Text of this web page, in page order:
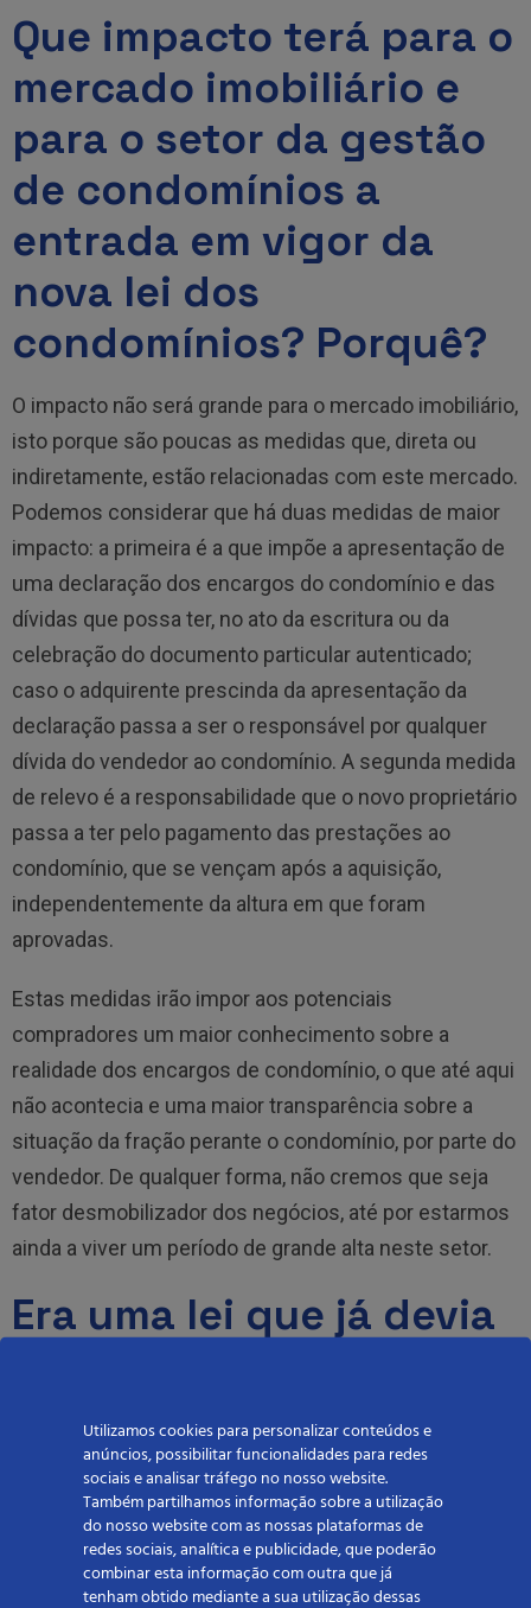
Que impacto terá para o
mercado imobiliário e
para o setor da gestão
de condomínios a
entrada em vigor da
nova lei dos
condomínios? Porquê?
O impacto não será grande para o mercado imobiliário,
isto porque são poucas as medidas que, direta ou
indiretamente, estão relacionadas com este mercado.
Podemos considerar que há duas medidas de maior
impacto: a primeira é a que impõe a apresentação de
uma declaração dos encargos do condomínio e das
dívidas que possa ter, no ato da escritura ou da
celebração do documento particular autenticado;
caso o adquirente prescinda da apresentação da
declaração passa a ser o responsável por qualquer
dívida do vendedor ao condomínio. A segunda medida
de relevo é a responsabilidade que o novo proprietário
passa a ter pelo pagamento das prestações ao
condomínio, que se vençam após a aquisição,
independentemente da altura em que foram
aprovadas.
Estas medidas irão impor aos potenciais
compradores um maior conhecimento sobre a
realidade dos encargos de condomínio, o que até aqui
não acontecia e uma maior transparência sobre a
situação da fração perante o condomínio, por parte do
vendedor. De qualquer forma, não cremos que seja
fator desmobilizador dos negócios, até por estarmos
ainda a viver um período de grande alta neste setor.
Era uma lei que já devia
mais tempo? Porquê?
Há muito queesta leise aguardava; ou melhor, há
muito que se aguardava uma lei que alterasse o
regime da propriedade horizontal, que tem quase 60
anos e está absolutamente desajustado da realidade,
Utilizamos cookies para personalizar conteúdos e
anúncios, possibilitar funcionalidades para redes
sociais e analisar tráfego no nosso website.
Também partilhamos informação sobre a utilização
do nosso website com as nossas plataformas de
redes sociais, analítica e publicidade, que poderão
combinar esta informação com outra que já
tenham obtido mediante a sua utilização dessas